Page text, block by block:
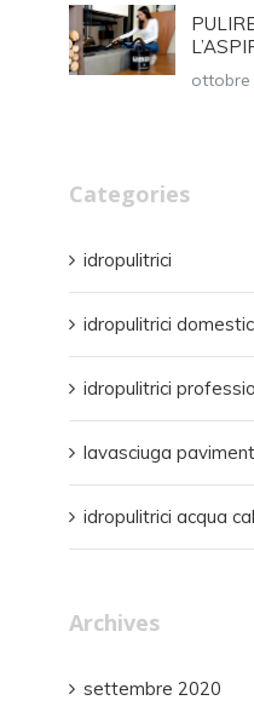
ottobre
Categories
idropulitrici
idropulitrici
idropulitrici
lavasciuga
idropulitrici acqua
Archives
settembre 2020